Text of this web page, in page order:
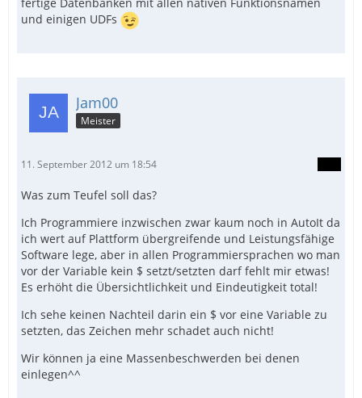
und einigen UDFs
Jam00
Meister
11. September 2012 um 18:54
Was zum Teufel soll das?
Ich Programmiere inzwischen zwar kaum noch in AutoIt da
ich wert auf Plattform übergreifende und Leistungsfähige
Software lege, aber in allen Programmiersprachen wo man
vor der Variable kein $ setzt/setzten darf fehlt mir etwas!
Es erhöht die Übersichtlichkeit und Eindeutigkeit total!
Ich sehe keinen Nachteil darin ein $ vor eine Variable zu
setzten, das Zeichen mehr schadet auch nicht!
Wir können ja eine Massenbeschwerden bei denen
einlegen^^